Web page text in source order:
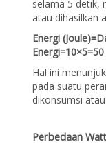
selama 5 detik,
atau dihasilkan
Energi
Hal ini
pada suatu
dikonsumsi
Perbedaan